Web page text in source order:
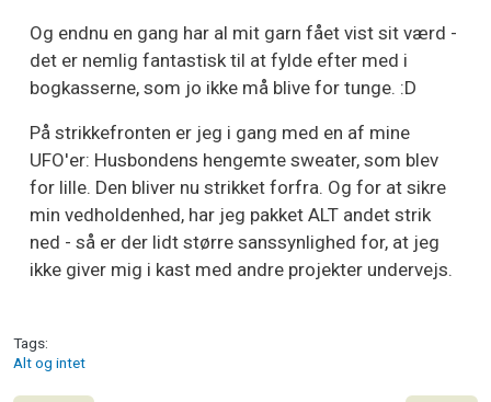
Og endnu en gang har al mit garn fået vist sit værd -
det er nemlig fantastisk til at fylde efter med i
bogkasserne, som jo ikke må blive for tunge. :D
På strikkefronten er jeg i gang med en af mine
UFO'er: Husbondens hengemte sweater, som blev
for lille. Den bliver nu strikket forfra. Og for at sikre
min vedholdenhed, har jeg pakket ALT andet strik
ned - så er der lidt større sanssynlighed for, at jeg
ikke giver mig i kast med andre projekter undervejs.
Tags
Alt og intet